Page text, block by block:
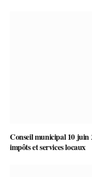
Conseil municipal 10 juin
impôts et services locaux